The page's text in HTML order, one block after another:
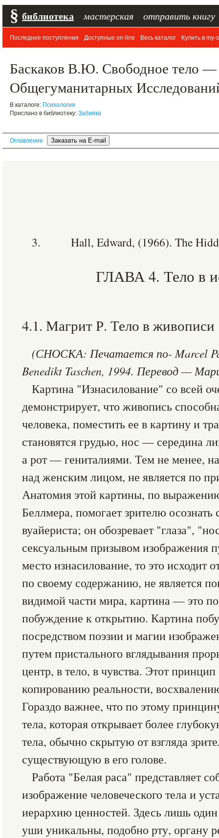
§ библиотека мастерская отправить книгу
Последние поступления Доступные on-line Весь каталог Купить в my-
Баскаков В.Ю. Свободное тело
Общегуманитарных
В каталоге: Психология
Прислано в библиотеку: Забияка
Оглавление
3. Hall, Edward, (1966). The
ГЛАВА 4. Тело в
4.1. Магрит Р. Тело в живописи
(СНОСКА: Печатается по- Marcel
Benedikt Taschen, 1994. Перевод —
Картина "Изнасилование" со всей
демонстрирует, что живопись
человека, поместить ее в картину и
становятся грудью, нос — середина
а рот — гениталиями. Тем не менее,
над женским лицом, не является по
Анатомия этой картины, по
Беллмера, помогает зрителю осознать
вуайериста; он обозревает "глаза",
сексуальным призывом изображения
место изнасилование, то это исходит
по своему содержанию, не является
видимой части мира, картина — это
побуждение к открытию. Картина
посредством поэзии и магии
путем пристального вглядывания
центр, в тело, в чувства. Этот
копированию реальности,
Гораздо важнее, что по этому
тела, которая открывает более
тела, обычно скрытую от взгляда
существующую в его голове.
Работа "Белая раса" представляет
изображение человеческого тела и
иерархию ценностей. Здесь лишь один
уши уникальны, подобно рту, органу